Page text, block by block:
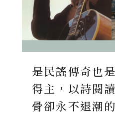
是民謠傳奇也
得主，以詩閱
骨卻永不退潮